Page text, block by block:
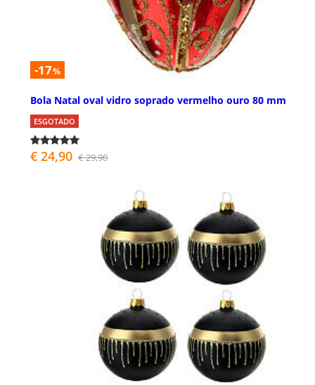
-17%
Bola Natal oval vidro soprado vermelho ouro 80 mm
ESGOTADO
€ 24,90 € 29,90